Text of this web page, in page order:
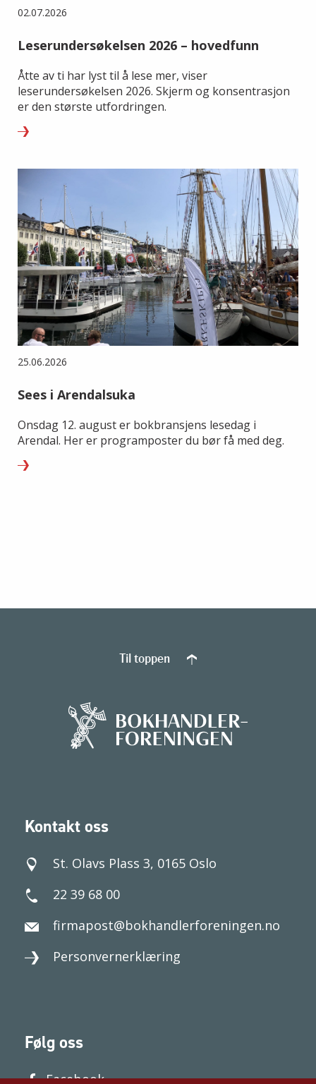
02.07.2026
Leserundersøkelsen 2026 – hovedfunn
Åtte av ti har lyst til å lese mer, viser
leserundersøkelsen 2026. Skjerm og konsentrasjon
er den største utfordringen.
25.06.2026
Sees i Arendalsuka
Onsdag 12. august er bokbransjens lesedag i
Arendal. Her er programposter du bør få med deg.
Kontakt oss
St. Olavs Plass 3, 0165 Oslo
22 39 68 00
firmapost@bokhandlerforeningen.no
Personvernerklæring
Følg oss
Facebook
Til toppen